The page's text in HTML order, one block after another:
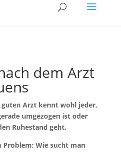
dem Arzt
guten Arzt kennt wohl jeder,
umgezogen ist oder
Ruhestand geht.
Problem: Wie sucht man